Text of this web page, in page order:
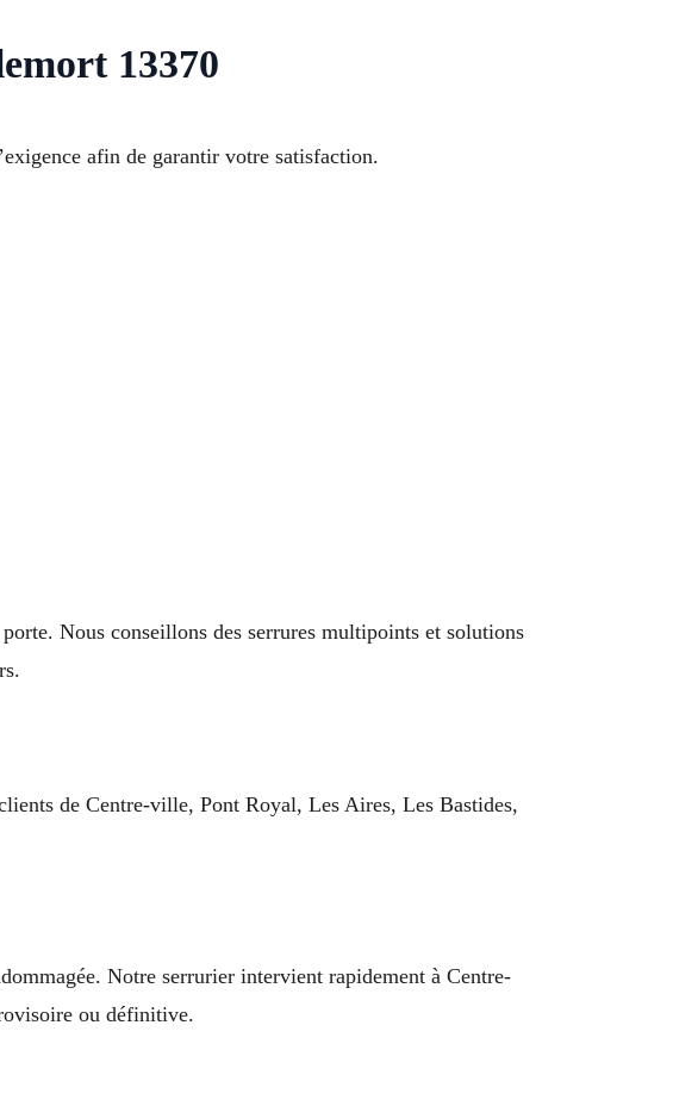
13370
afin de garantir votre satisfaction.
Nous conseillons des serrures multipoints et solutions
de Centre-ville, Pont Royal, Les Aires, Les Bastides,
Notre serrurier intervient rapidement à Centre-
ou définitive.